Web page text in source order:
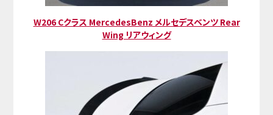
W206 Cクラス MercedesBenz メルセデスベンツ Rear
Wing リアウィング